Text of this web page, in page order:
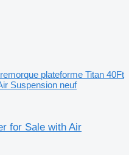
plateforme Titan 40Ft
Suspension neuf
for Sale with Air